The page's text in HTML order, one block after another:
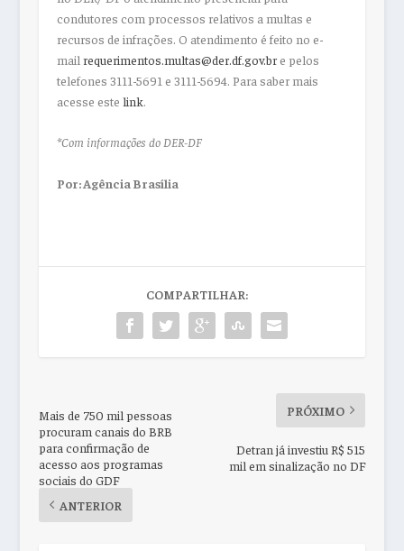
condutores com processos relativos a multas e
recursos de infrações. O atendimento é feito no e-
mail requerimentos.multas@der.df.gov.bre pelos
telefones 3111-5691 e 3111-5694. Para saber mais
acesse este link.
*Com informações do DER-DF
Por: Agência Brasília
COMPARTILHAR:
Mais de 750 mil pessoas
procuram canais do BRB
para confirmação de
acesso aos programas
sociais do GDF
ANTERIOR
PRÓXIMO
Detran já investiu R$ 515
mil em sinalização no DF